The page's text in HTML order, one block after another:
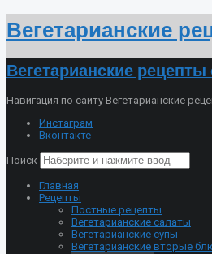
Вегетарианские
Вегетарианские
Навигация по сайту Вегетарианские
Инстаграм
Вконтакте
Поиск
Главная
Рецепты
Постные рецепты
Вегетарианские салаты
Вегетарианские супы
Вегетарианские вторые